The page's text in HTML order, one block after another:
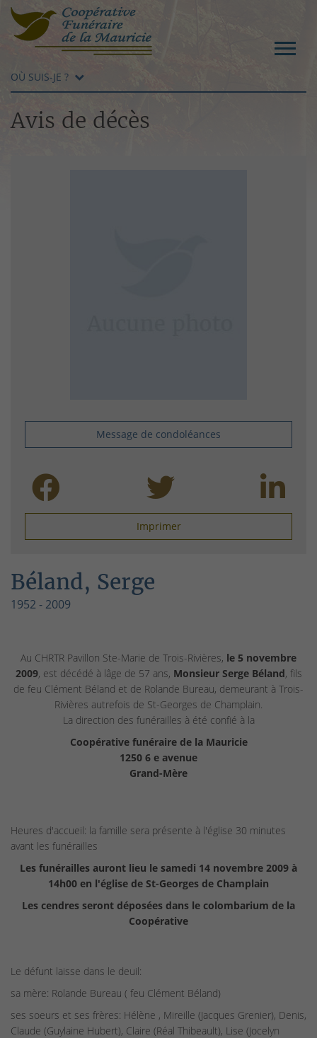
OÙ SUIS-JE ?
Avis de décès
Message de condoléances
Imprimer
Béland, Serge
1952 - 2009
Au CHRTR Pavillon Ste-Marie de Trois-Rivières, le 5 novembre
2009, est décédé à lâge de 57 ans, Monsieur Serge Béland, fils
de feu Clément Béland et de Rolande Bureau, demeurant à Trois-
Rivières autrefois de St-Georges de Champlain.
La direction des funérailles à été confié à la
Coopérative funéraire de la Mauricie
1250 6 e avenue
Grand-Mère
Heures d'accueil: la famille sera présente à l'église 30 minutes
avant les funérailles
Les funérailles auront lieu le samedi 14 novembre 2009 à
14h00 en l'église de St-Georges de Champlain
Les cendres seront déposées dans le colombarium de la
Coopérative
Le défunt laisse dans le deuil:
sa mère: Rolande Bureau ( feu Clément Béland)
ses soeurs et ses frères: Hélène , Mireille (Jacques Grenier), Denis,
Claude (Guylaine Hubert), Claire (Réal Thibeault), Lise (Jocelyn